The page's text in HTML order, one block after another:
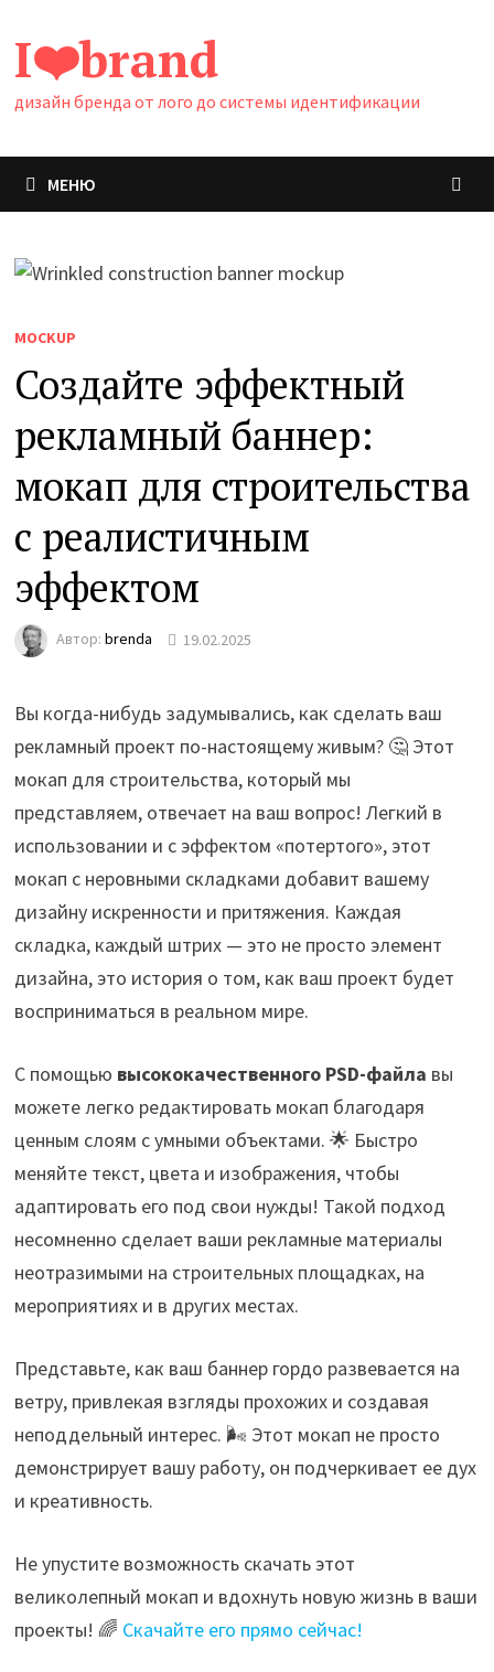
содержимому
I❤️brand
дизайн бренда от лого до системы идентификации
МЕНЮ
MOCKUP
Создайте эффектный
рекламный баннер:
мокап для строительства
с реалистичным
эффектом
Автор:brenda 19.02.2025
Вы когда-нибудь задумывались, как сделать ваш
рекламный проект по-настоящему живым? 🤔 Этот
мокап для строительства, который мы
представляем, отвечает на ваш вопрос! Легкий в
использовании и с эффектом «потертого», этот
мокап с неровными складками добавит вашему
дизайну искренности и притяжения. Каждая
складка, каждый штрих — это не просто элемент
дизайна, это история о том, как ваш проект будет
восприниматься в реальном мире.
С помощью высококачественного PSD-файла вы
можете легко редактировать мокап благодаря
ценным слоям с умными объектами. 🌟 Быстро
меняйте текст, цвета и изображения, чтобы
адаптировать его под свои нужды! Такой подход
несомненно сделает ваши рекламные материалы
неотразимыми на строительных площадках, на
мероприятиях и в других местах.
Представьте, как ваш баннер гордо развевается на
ветру, привлекая взгляды прохожих и создавая
неподдельный интерес. 🌬️ Этот мокап не просто
демонстрирует вашу работу, он подчеркивает ее дух
и креативность.
Не упустите возможность скачать этот
великолепный мокап и вдохнуть новую жизнь в ваши
проекты! 🌈 Скачайте его прямо сейчас!